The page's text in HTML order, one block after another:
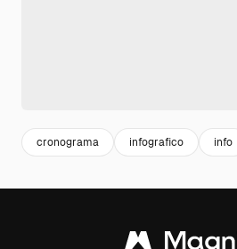
cronograma infografico info